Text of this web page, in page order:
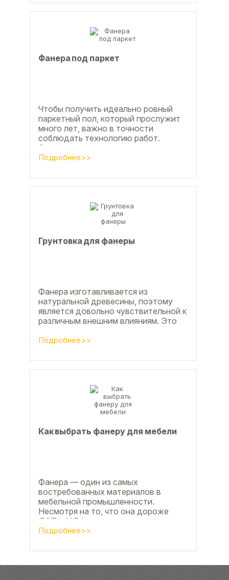
Фанера под паркет
Чтобы получить идеально ровный
паркетный пол, который прослужит
много лет, важно в точности
соблюдать технологию работ.
Сегодня одним из самых простых и
эффективных методов считается...
Подробнее>>
Грунтовка для фанеры
Фанера изготавливается из
натуральной древесины, поэтому
является довольно чувствительной к
различным внешним влияниям. Это
расширении, растрескивании,...
Подробнее>>
Как выбрать фанеру для мебели
Фанера — один из самых
востребованных материалов в
мебельной промышленности.
Несмотря на то, что она дороже
ДСП и МДФ , ее очень часто
используют для изготовления...
Подробнее>>